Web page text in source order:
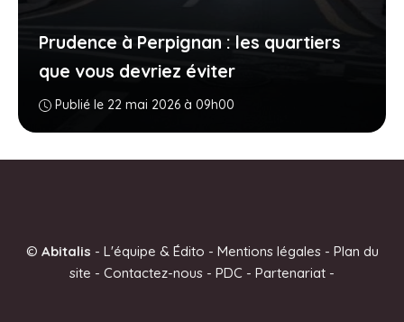
Prudence à Perpignan : les quartiers
que vous devriez éviter
Publié le 22 mai 2026 à 09h00
© Abitalis - L'équipe & Édito - Mentions légales- Plan du
site - Contactez-nous - PDC - Partenariat -